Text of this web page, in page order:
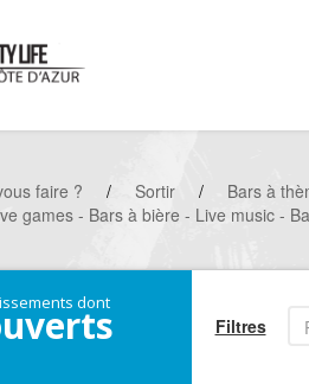
faire ? / Sortir / Bars à
games - Bars à bière - Live music -
dont
Filtres